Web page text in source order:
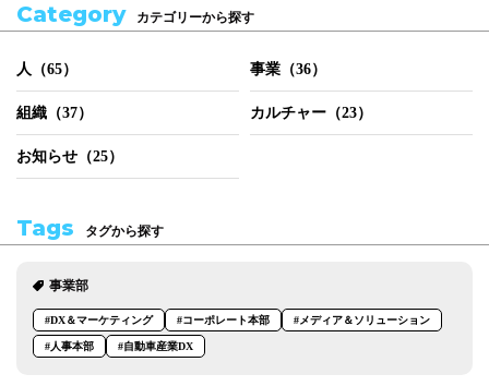
Category カテゴリーから探す
人（65） 事業（36）
組織（37） カルチャー（23）
お知らせ（25）
Tags タグから探す
事業部
#DX＆マーケティング #コーポレート本部 #メディア＆ソリューション
#人事本部 #自動車産業DX